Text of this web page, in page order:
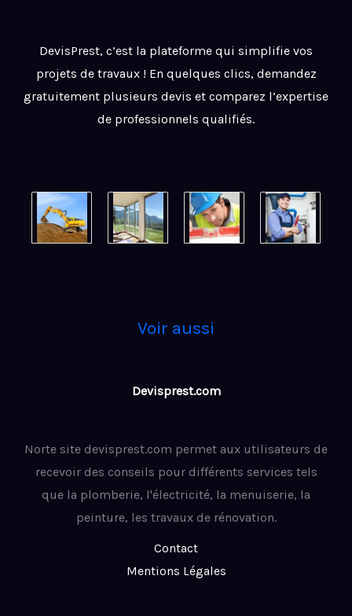
DevisPrest, c’est la plateforme qui simplifie vos
projets de travaux ! En quelques clics, demandez
gratuitement plusieurs devis et comparez l’expertise
de professionnels qualifiés.
Voir aussi
Devisprest.com
Norte site devisprest.com permet aux utilisateurs de
recevoir des conseils pour différents services tels
que la plomberie, l'électricité, la menuiserie, la
peinture, les travaux de rénovation.
Contact
Mentions Légales